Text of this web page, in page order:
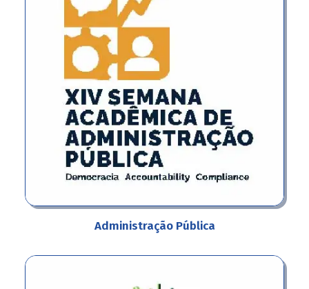
Administração Pública